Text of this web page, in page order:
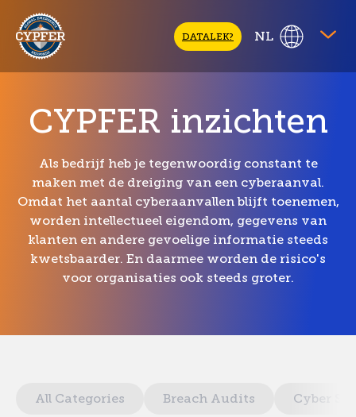
DATALEK? NL
CYPFER inzichten
Als bedrijf heb je tegenwoordig constant te
maken met de dreiging van een cyberaanval.
Omdat het aantal cyberaanvallen blijft toenemen,
worden intellectueel eigendom, gegevens van
klanten en andere gevoelige informatie steeds
kwetsbaarder. En daarmee worden de risico's
voor organisaties ook steeds groter.
All Categories Breach Audits Cyber